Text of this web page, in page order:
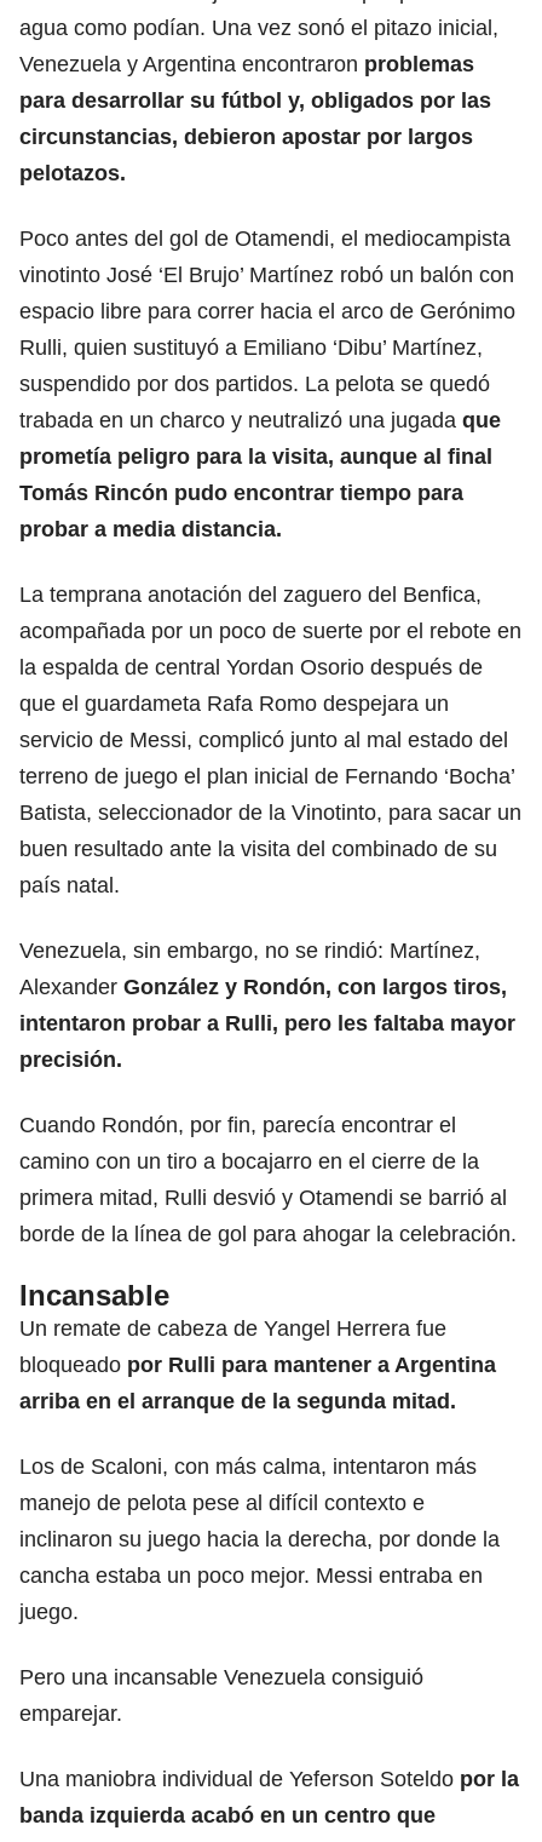
agua como podían. Una vez sonó el pitazo inicial,
Venezuela y Argentina encontraron problemas
para desarrollar su fútbol y, obligados por las
circunstancias, debieron apostar por largos
pelotazos.
Poco antes del gol de Otamendi, el mediocampista
vinotinto José ‘El Brujo’ Martínez robó un balón con
espacio libre para correr hacia el arco de Gerónimo
Rulli, quien sustituyó a Emiliano ‘Dibu’ Martínez,
suspendido por dos partidos. La pelota se quedó
trabada en un charco y neutralizó una jugada que
prometía peligro para la visita, aunque al final
Tomás Rincón pudo encontrar tiempo para
probar a media distancia.
La temprana anotación del zaguero del Benfica,
acompañada por un poco de suerte por el rebote en
la espalda de central Yordan Osorio después de
que el guardameta Rafa Romo despejara un
servicio de Messi, complicó junto al mal estado del
terreno de juego el plan inicial de Fernando ‘Bocha’
Batista, seleccionador de la Vinotinto, para sacar un
buen resultado ante la visita del combinado de su
país natal.
Venezuela, sin embargo, no se rindió: Martínez,
Alexander González y Rondón, con largos tiros,
intentaron probar a Rulli, pero les faltaba mayor
precisión.
Cuando Rondón, por fin, parecía encontrar el
camino con un tiro a bocajarro en el cierre de la
primera mitad, Rulli desvió y Otamendi se barrió al
borde de la línea de gol para ahogar la celebración.
Incansable
Un remate de cabeza de Yangel Herrera fue
bloqueado por Rulli para mantener a Argentina
arriba en el arranque de la segunda mitad.
Los de Scaloni, con más calma, intentaron más
manejo de pelota pese al difícil contexto e
inclinaron su juego hacia la derecha, por donde la
cancha estaba un poco mejor. Messi entraba en
juego.
Pero una incansable Venezuela consiguió
emparejar.
Una maniobra individual de Yeferson Soteldo por la
banda izquierda acabó en un centro que